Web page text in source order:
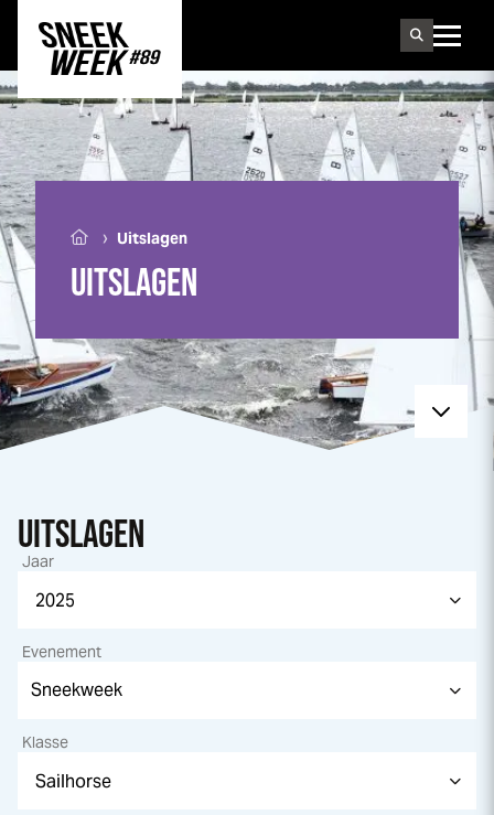
UITSLAGEN
› Uitslagen
UITSLAGEN
Jaar
Evenement
Klasse